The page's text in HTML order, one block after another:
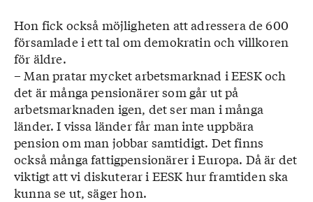
Hon fick också möjligheten att adressera de 600
församlade i ett tal om demokratin och villkoren
för äldre.
– Man pratar mycket arbetsmarknad i EESK och
det är många pensionärer som går ut på
arbetsmarknaden igen, det ser man i många
länder. I vissa länder får man inte uppbära
pension om man jobbar samtidigt. Det finns
också många fattigpensionärer i Europa. Då är det
viktigt att vi diskuterar i EESK hur framtiden ska
kunna se ut, säger hon.